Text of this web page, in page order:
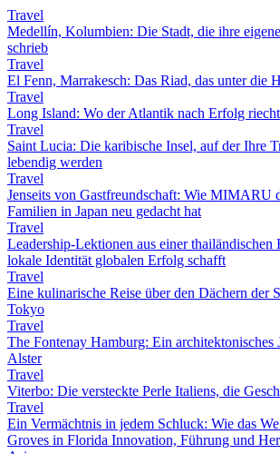
Travel
Medellín, Kolumbien: Die Stadt, die ihre
schrieb
Travel
El Fenn, Marrakesch: Das Riad, das unter die
Travel
Long Island: Wo der Atlantik nach Erfolg riecht
Travel
Saint Lucia: Die karibische Insel, auf der Ihre
lebendig werden
Travel
Jenseits von Gastfreundschaft: Wie MIMARU
Familien in Japan neu gedacht hat
Travel
Leadership-Lektionen aus einer thailändischen
lokale Identität globalen Erfolg schafft
Travel
Eine kulinarische Reise über den Dächern der
Tokyo
Travel
The Fontenay Hamburg: Ein architektonisches
Alster
Travel
Viterbo: Die versteckte Perle Italiens, die
Travel
Ein Vermächtnis in jedem Schluck: Wie das
Groves in Florida Innovation, Führung und